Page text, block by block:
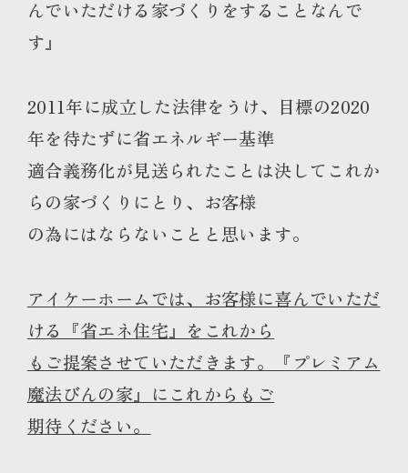
んでいただける家づくりをすることなんで
す』
2011年に成立した法律をうけ、目標の2020
年を待たずに省エネルギー基準
適合義務化が見送られたことは決してこれか
らの家づくりにとり、お客様
の為にはならないことと思います。
アイケーホームでは、お客様に喜んでいただ
ける『省エネ住宅』をこれから
もご提案させていただきます。『プレミアム
魔法びんの家』にこれからもご
期待ください。